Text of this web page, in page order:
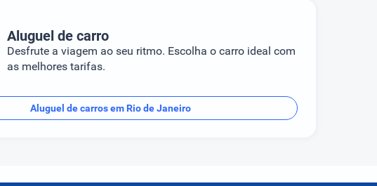
Aluguel de carro
Desfrute a viagem ao seu ritmo. Escolha o carro ideal com
as melhores tarifas.
Aluguel de carros em Rio de Janeiro